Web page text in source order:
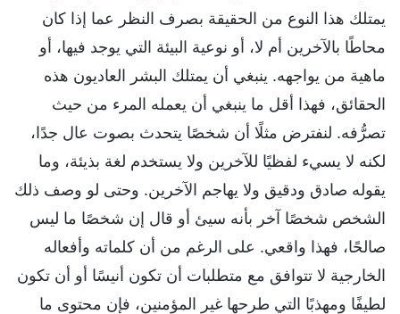
يمتلك هذا النوع من الحقيقة بصرف النظر عما إذا كان
محاطًا بالآخرين أم لا، أو نوعية البيئة التي يوجد فيها، أو
ماهية من يواجهه. ينبغي أن يمتلك البشر العاديون هذه
الحقائق، فهذا أقل ما ينبغي أن يعمله المرء من حيث
تصرُّفه. لنفترض مثلًا أن شخصًا يتحدث بصوت عال جدًا،
لكنه لا يسيء لفظيًا للآخرين ولا يستخدم لغة بذيئة، وما
يقوله صادق ودقيق ولا يهاجم الآخرين. وحتى لو وصف ذلك
الشخص شخصًا آخر بأنه سيئ أو قال إن شخصًا ما ليس
صالحًا، فهذا واقعي. على الرغم من أن كلماته وأفعاله
الخارجية لا تتوافق مع متطلبات أن تكون أنيسًا أو أن تكون
لطيفًا ومهذبًا التي طرحها غير المؤمنين، فإن محتوى ما